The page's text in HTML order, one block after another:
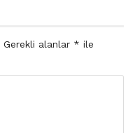
Gerekli alanlar * ile